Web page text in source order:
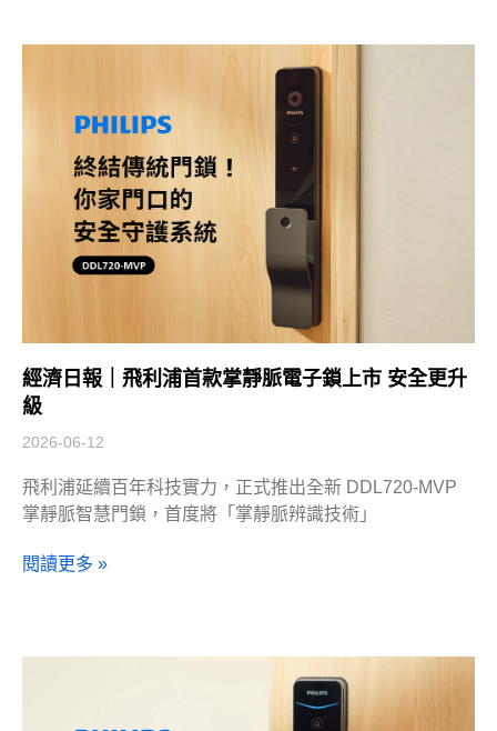
經濟日報｜飛利浦首款掌靜脈電子鎖上市 安全更升
級
2026-06-12
飛利浦延續百年科技實力，正式推出全新 DDL720-MVP
掌靜脈智慧門鎖，首度將「掌靜脈辨識技術」
閱讀更多 »